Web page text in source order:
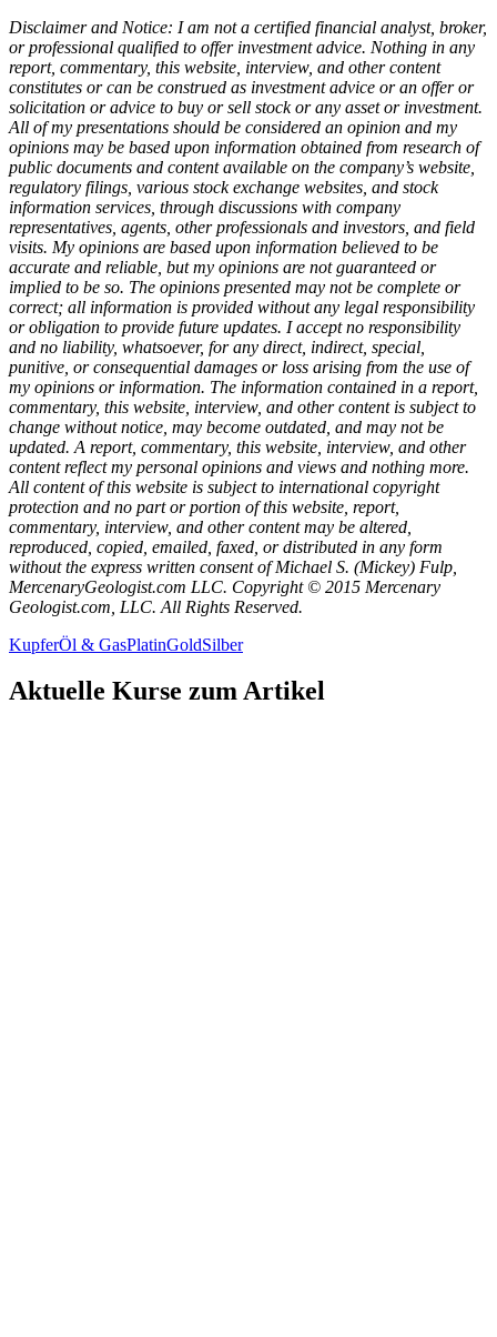
Disclaimer and Notice: I am not a certified financial analyst, broker,
or professional qualified to offer investment advice. Nothing in any
report, commentary, this website, interview, and other content
constitutes or can be construed as investment advice or an offer or
solicitation or advice to buy or sell stock or any asset or investment.
All of my presentations should be considered an opinion and my
opinions may be based upon information obtained from research of
public documents and content available on the company’s website,
regulatory filings, various stock exchange websites, and stock
information services, through discussions with company
representatives, agents, other professionals and investors, and field
visits. My opinions are based upon information believed to be
accurate and reliable, but my opinions are not guaranteed or
implied to be so. The opinions presented may not be complete or
correct; all information is provided without any legal responsibility
or obligation to provide future updates. I accept no responsibility
and no liability, whatsoever, for any direct, indirect, special,
punitive, or consequential damages or loss arising from the use of
my opinions or information. The information contained in a report,
commentary, this website, interview, and other content is subject to
change without notice, may become outdated, and may not be
updated. A report, commentary, this website, interview, and other
content reflect my personal opinions and views and nothing more.
All content of this website is subject to international copyright
protection and no part or portion of this website, report,
commentary, interview, and other content may be altered,
reproduced, copied, emailed, faxed, or distributed in any form
without the express written consent of Michael S. (Mickey) Fulp,
MercenaryGeologist.com LLC. Copyright © 2015 Mercenary
Geologist.com, LLC. All Rights Reserved.
KupferÖl & GasPlatinGoldSilber
Aktuelle Kurse zum Artikel